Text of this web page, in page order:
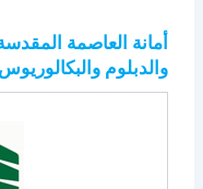
أمانة العاصمة
والدبلوم والبكالوريوس